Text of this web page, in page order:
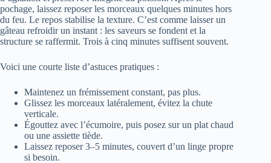
pochage, laissez reposer les morceaux quelques minutes hors
du feu. Le repos stabilise la texture. C’est comme laisser un
gâteau refroidir un instant : les saveurs se fondent et la
structure se raffermit. Trois à cinq minutes suffisent souvent.
Voici une courte liste d’astuces pratiques :
Maintenez un frémissement constant, pas plus.
Glissez les morceaux latéralement, évitez la chute
verticale.
Égouttez avec l’écumoire, puis posez sur un plat chaud
ou une assiette tiède.
Laissez reposer 3–5 minutes, couvert d’un linge propre
si besoin.